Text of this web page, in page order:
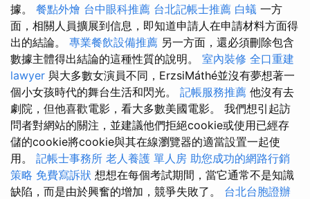
據。 餐點外燴 台中眼科推薦 台北記帳士推薦 白蟻 一方
面，相關人員擴展到信息，即知道申請人在申請材料方面得
出的結論。 專業餐飲設備推薦 另一方面，還必須刪除包含
數據主體得出結論的這種性質的說明。 室內裝修 全口重建
lawyer 與大多數女演員不同，ErzsiMáthé並沒有夢想著一
個小女孩時代的舞台生活和閃光。 記帳服務推薦 他沒有去
劇院，但他喜歡電影，看大多數美國電影。 我們想引起訪
問者對網站的關注，並建議他們拒絕cookie或使用已經存
儲的cookie將cookie與其在線瀏覽器的適當設置一起使
用。 記帳士事務所 老人養護 單人房 助您成功的網路行銷
策略 免費寫訴狀 想想在每個考試期間，當它通常不是知識
缺陷，而是由於興奮的增加，競爭失敗了。 台北台胞證辦